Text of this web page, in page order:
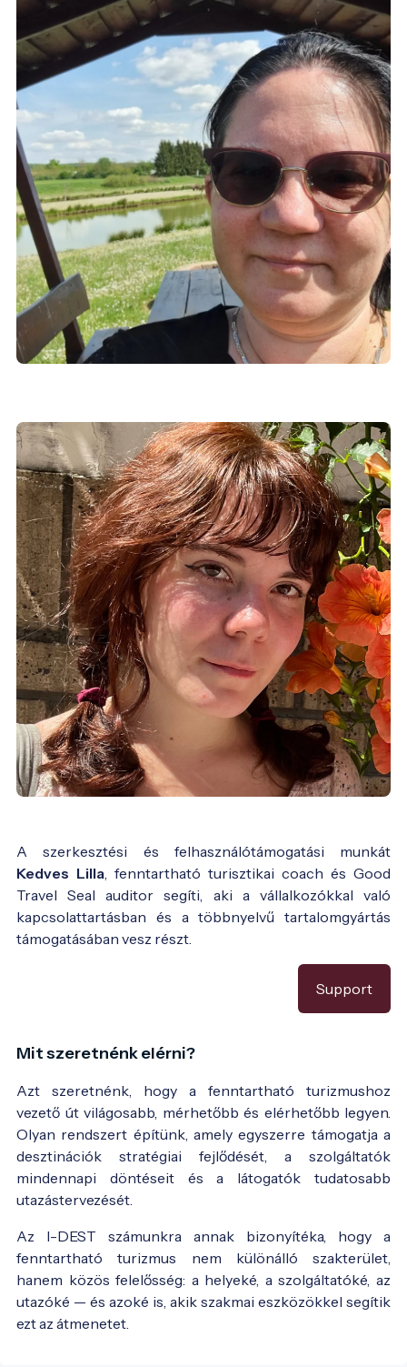
A szerkesztési és felhasználótámogatási munkát
Kedves Lilla , fenntartható turisztikai coach és Good
Travel Seal auditor segíti, aki a vállalkozókkal való
kapcsolattartásban és a többnyelvű tartalomgyártás
támogatásában vesz részt.
Support
Mit szeretnénk elérni?
Azt szeretnénk, hogy a fenntartható turizmushoz
vezető út világosabb, mérhetőbb és elérhetőbb legyen.
Olyan rendszert építünk, amely egyszerre támogatja a
desztinációk stratégiai fejlődését, a szolgáltatók
mindennapi döntéseit és a látogatók tudatosabb
utazástervezését.
Az I-DEST számunkra annak bizonyítéka, hogy a
fenntartható turizmus nem különálló szakterület,
hanem közös felelősség: a helyeké, a szolgáltatóké, az
utazóké — és azoké is, akik szakmai eszközökkel segítik
ezt az átmenetet.